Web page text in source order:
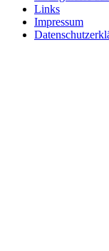
Links
Impressum